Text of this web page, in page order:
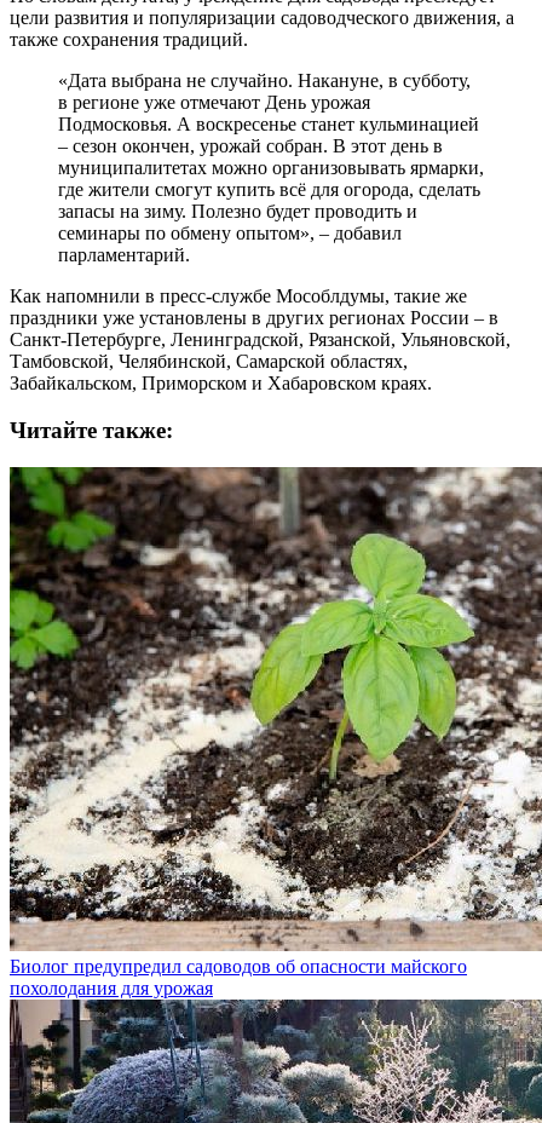
цели развития и популяризации садоводческого движения, а
также сохранения традиций.
«Дата выбрана не случайно. Накануне, в субботу,
в регионе уже отмечают День урожая
Подмосковья. А воскресенье станет кульминацией
– сезон окончен, урожай собран. В этот день в
муниципалитетах можно организовывать ярмарки,
где жители смогут купить всё для огорода, сделать
запасы на зиму. Полезно будет проводить и
семинары по обмену опытом», – добавил
парламентарий.
Как напомнили в пресс-службе Мособлдумы, такие же
праздники уже установлены в других регионах России – в
Санкт-Петербурге, Ленинградской, Рязанской, Ульяновской,
Тамбовской, Челябинской, Самарской областях,
Забайкальском, Приморском и Хабаровском краях.
Читайте также:
Биолог предупредил садоводов об опасности майского
похолодания для урожая